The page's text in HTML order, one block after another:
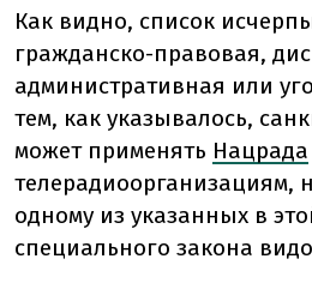
Как видно, список
гражданско-правовая,
административная или
тем, как указывалось,
может применять Нацрада
телерадиоорганизациям,
одному из указанных в
специального закона